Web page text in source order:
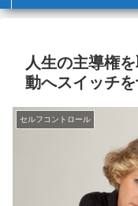
人生の主導権
動へスイッチ
セルフコントロール